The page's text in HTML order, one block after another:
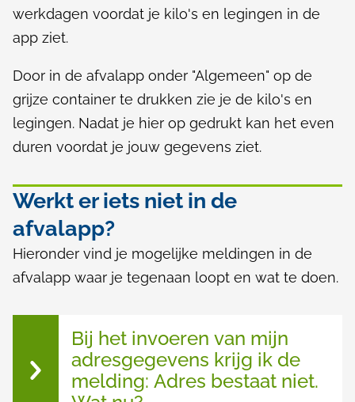
werkdagen voordat je kilo's en legingen in de
app ziet.
Door in de afvalapp onder "Algemeen" op de
grijze container te drukken zie je de kilo's en
legingen. Nadat je hier op gedrukt kan het even
duren voordat je jouw gegevens ziet.
Werkt er iets niet in de
afvalapp?
Hieronder vind je mogelijke meldingen in de
afvalapp waar je tegenaan loopt en wat te doen.
Bij het invoeren van mijn
adresgegevens krijg ik de
melding: Adres bestaat niet.